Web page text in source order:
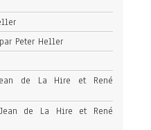
Peter Heller
de La Hire et René
de La Hire et René